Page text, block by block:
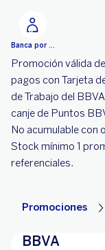
Banca por Internet
Promoción válida
pagos con Tarjeta
de Trabajo del
canje de Puntos
No acumulable
Stock mínimo 1
referenciales.
Promociones
BBVA